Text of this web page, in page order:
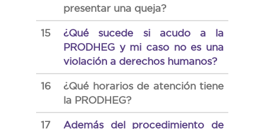
presentar una queja?
15
¿Qué sucede si acudo a la
PRODHEG y mi caso no es una
violación a derechos humanos?
16
¿Qué horarios de atención tiene
la PRODHEG?
17 Además del procedimiento de